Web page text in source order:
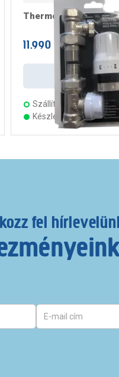
Thermo szett
11.990 Ft / darab
Szállítás:
5 munkanap
Készleten 20
fel